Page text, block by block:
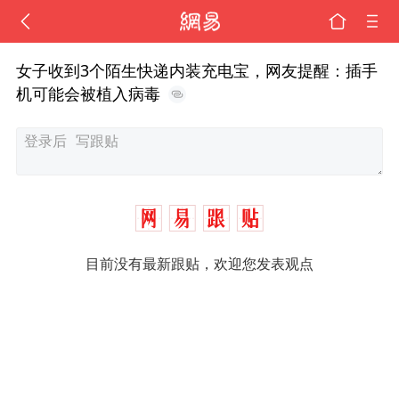
女子收到3个陌生快递内装充电宝，网友提醒：插手
机可能会被植入病毒
目前没有最新跟贴，欢迎您发表观点